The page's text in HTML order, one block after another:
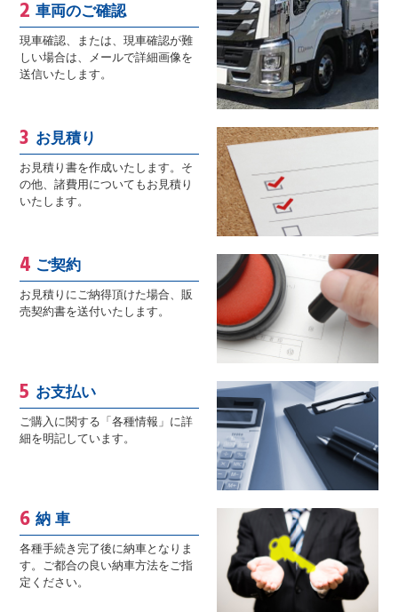
車両のご確認
現車確認、または、現車確認が難
しい場合は、メールで詳細画像を
送信いたします。
お見積り
お見積り書を作成いたします。そ
の他、諸費用についてもお見積り
いたします。
ご契約
お見積りにご納得頂けた場合、販
売契約書を送付いたします。
お支払い
ご購入に関する「各種情報」に詳
細を明記しています。
納 車
各種手続き完了後に納車となりま
す。ご都合の良い納車方法をご指
定ください。